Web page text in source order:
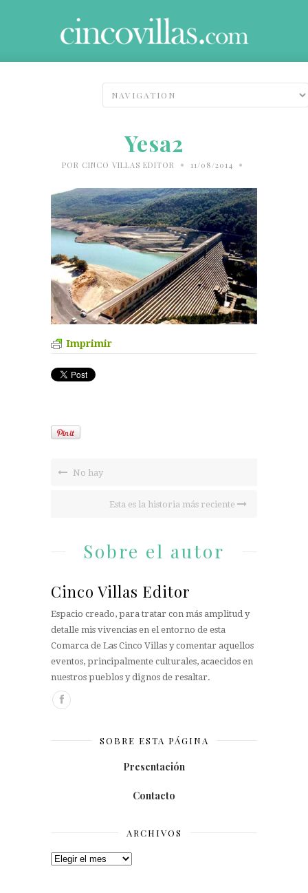
Yesa2
POR CINCO VILLAS EDITOR • 11/08/2014 •
Imprimir
No hay
Esta es la historia más reciente
Sobre el autor
Cinco Villas Editor
Espacio creado, para tratar con más amplitud y
detalle mis vivencias en el entorno de esta
Comarca de Las Cinco Villas y comentar aquellos
eventos, principalmente culturales, acaecidos en
nuestros pueblos y dignos de resaltar.
SOBRE ESTA PÁGINA
Presentación
Contacto
ARCHIVOS
Archivos